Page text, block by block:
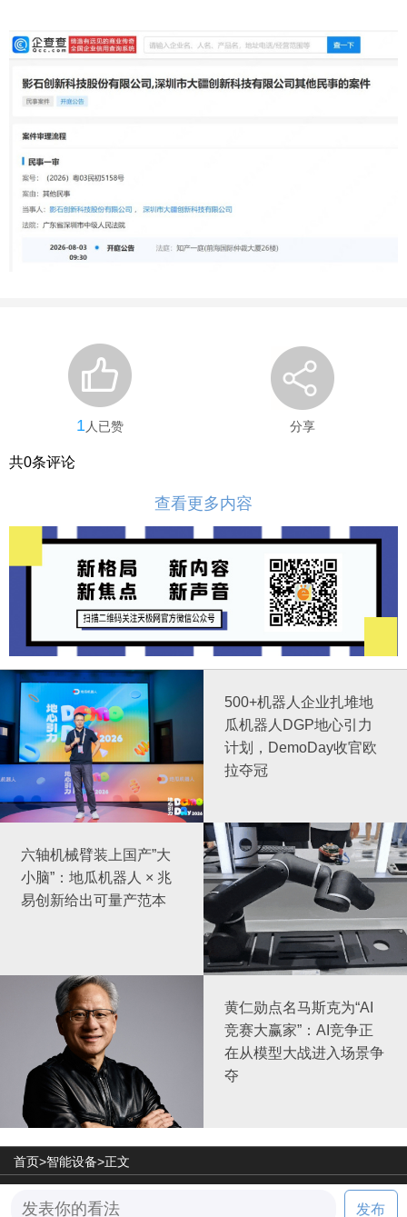
1 人已赞 分享
共0条评论
查看更多内容
500+机器人企业扎堆地
瓜机器人DGP地心引力
计划，DemoDay收官欧
拉夺冠
六轴机械臂装上国产”大
小脑”：地瓜机器人 × 兆
易创新给出可量产范本
黄仁勋点名马斯克为“AI
竞赛大赢家”：AI竞争正
在从模型大战进入场景争
夺
首页>智能设备>正文
发布